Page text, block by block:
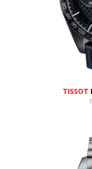
TISSOT